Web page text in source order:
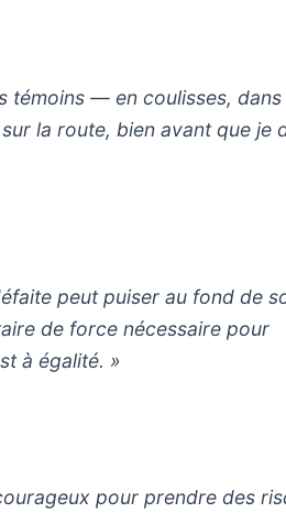
témoins — en coulisses, dans
la route, bien avant que je
peut puiser au fond de
de force nécessaire pour
à égalité. »
pour prendre des